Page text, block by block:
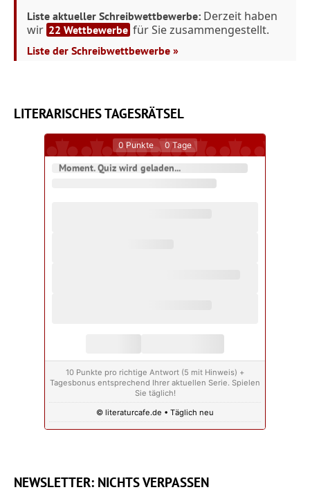
Liste aktueller Schreibwettbewerbe: Derzeit haben
wir 22 Wettbewerbe für Sie zusammengestellt.
Liste der Schreibwettbewerbe »
LITERARISCHES TAGESRÄTSEL
0 Punkte 0 Tage
Moment. Quiz wird geladen...
10 Punkte pro richtige Antwort (5 mit Hinweis) +
Tagesbonus entsprechend Ihrer aktuellen Serie. Spielen
Sie täglich!
© literaturcafe.de • Täglich neu
NEWSLETTER: NICHTS VERPASSEN